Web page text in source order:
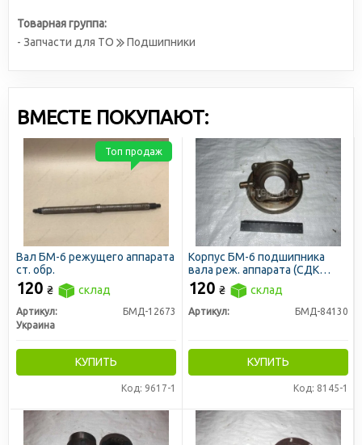
Товарная группа:
- Запчасти для ТО
Подшипники
ВМЕСТЕ ПОКУПАЮТ:
Вал БМ-6 режущего аппарата
ст. обр.
120 ₴ склад
Артикул:
БМД-12673
Украина
КУПИТЬ
Код: 9617-1
Топ продаж
Корпус БМ-6 подшипника
вала реж. аппарата (СДК
50060)
120 ₴ склад
Артикул: БМД-84130
КУПИТЬ
Код: 8145-1